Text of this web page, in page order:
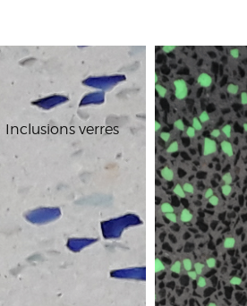
Inclusions verres